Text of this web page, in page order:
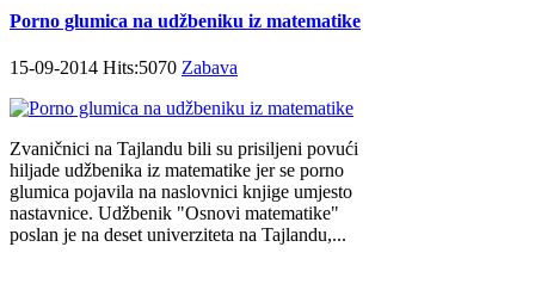
Porno glumica na udžbeniku iz matematike
15-09-2014 Hits:5070 Zabava
Zvaničnici na Tajlandu bili su prisiljeni povući
hiljade udžbenika iz matematike jer se porno
glumica pojavila na naslovnici knjige umjesto
nastavnice. Udžbenik "Osnovi matematike"
poslan je na deset univerziteta na Tajlandu,...